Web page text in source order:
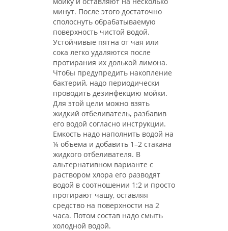
минут. После этого достаточно
сполоснуть обрабатываемую
поверхность чистой водой.
Устойчивые пятна от чая или
сока легко удаляются после
протирания их долькой лимона.
Чтобы предупредить накопление
бактерий, надо периодически
проводить дезинфекцию мойки.
Для этой цели можно взять
жидкий отбеливатель, разбавив
его водой согласно инструкции.
Емкость надо наполнить водой на
¼ объема и добавить 1–2 стакана
жидкого отбеливателя. В
альтернативном варианте с
раствором хлора его разводят
водой в соотношении 1:2 и просто
протирают чашу, оставляя
средство на поверхности на 2
часа. Потом состав надо смыть
холодной водой.